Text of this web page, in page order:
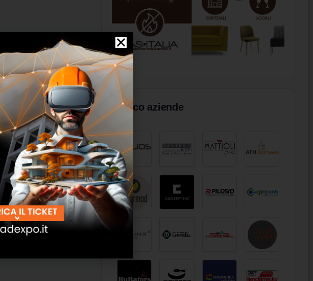
Elenco aziende